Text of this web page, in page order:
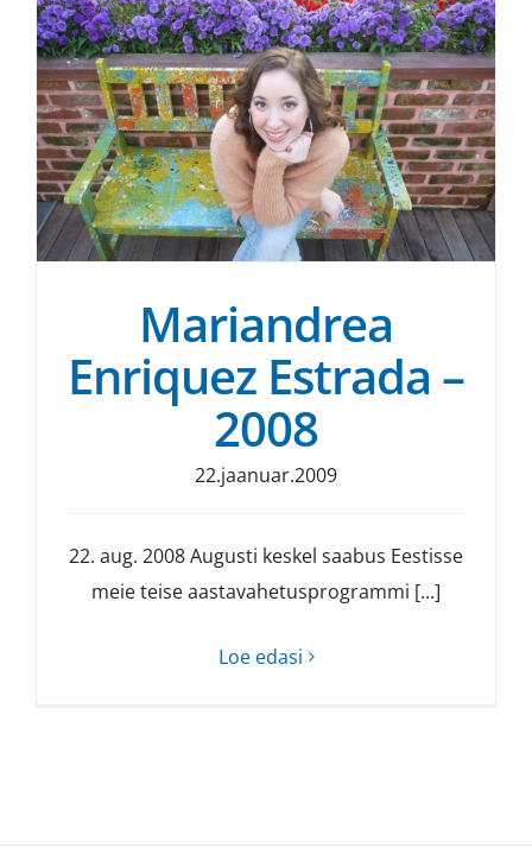
Mariandrea
Enriquez Estrada –
2008
22.jaanuar.2009
22. aug. 2008 Augusti keskel saabus Eestisse
meie teise aastavahetusprogrammi [...]
Loe edasi